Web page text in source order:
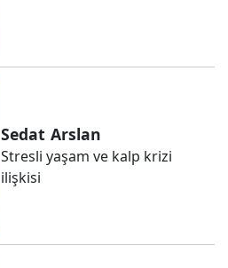
Sedat Arslan
Stresli yaşam ve kalp krizi
ilişkisi